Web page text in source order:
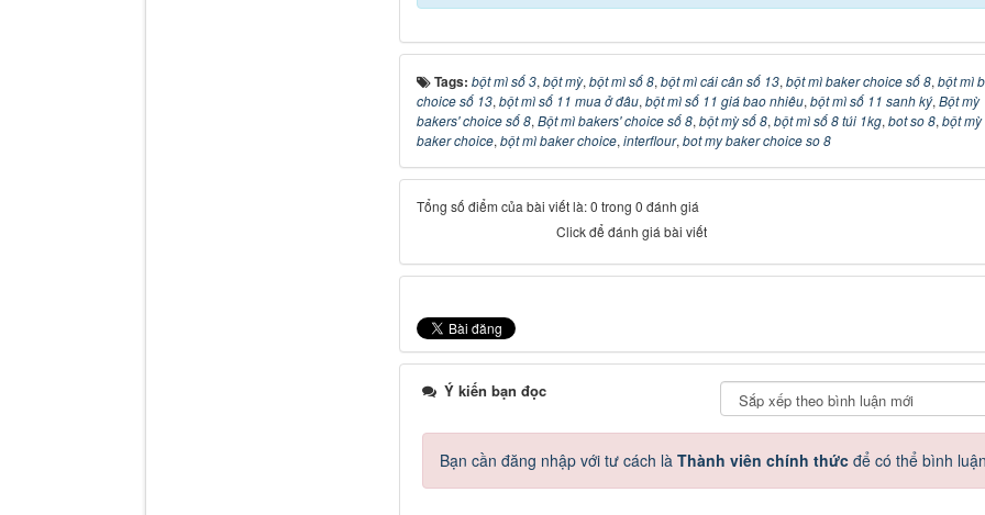
Tags: bột mì số 3, bột mỳ, bột mì số 8, bột mì cái cân số 13, bột mì baker choice số 8, bột mì
choice số 13, bột mì số 11 mua ở đâu, bột mì số 11 giá bao nhiêu, bột mì số 11 sanh ký, Bột mỳ
bakers' choice số 8, Bột mì bakers' choice số 8, bột mỳ số 8, bột mì số 8 túi 1kg, bot so 8, bột mỳ
baker choice, bột mì baker choice, interflour, bot my baker choice so 8
Tổng số điểm của bài viết là: 0 trong 0 đánh giá
Click để đánh giá bài viết
Ý kiến bạn đọc
Bạn cần đăng nhập với tư cách là Thành viên chính thứcđể có thể bình